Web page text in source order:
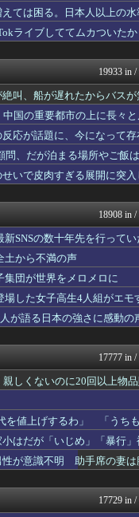
ふぇー速
まとめたニ
もきゅ速
ふぇー速
なんじぇい
大浴...
軍事・ミ
坂道情報通
アニゲー速
...
スコールち
高飛...
にゅーすア
で責...
鬼女はみた
すロ...
おうち速報
...
おにひめち
う学...
修羅場ライ
カ...
不思議.net -
子育てちゃ
られ...
わんこーる
...
哲学ニュー
？...
筋肉速報
思い...
修羅の華-
なんじぇい
ば...
気団談
ウマ娘ま
PlaySphere |
アルファル
駄な...
パチンコ・
Y速報
ベイスター
ては困る。日本人以上の水
ライブしててムカついたか
19933 in
叫、船が遅れたからバス
中国の重要都市の上に長々
応が話題に、今になって
、だが泊まる場所やご飯
せいで皮肉すぎる展開に突
18908 in
SNSの数十年先を行ってい
土から不満の声
団が世界をメロメロに
した女子高生4人組がエモ
が語る日本の強さに感動の
17777 in
しくないのに20回以上物
を値上げするわ」 「うちも
はだが「いじめ」「暴行
が意識不明 助手席の妻は
17729 in